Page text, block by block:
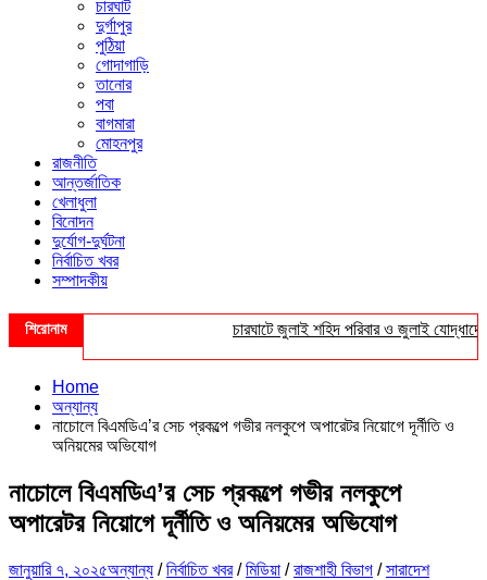
চারঘাট
দুর্গাপুর
পুঠিয়া
গোদাগাড়ি
তানোর
পবা
বাগমারা
মোহনপুর
রাজনীতি
আন্তর্জাতিক
খেলাধুলা
বিনোদন
দুর্যোগ-দুর্ঘটনা
নির্বাচিত খবর
সম্পাদকীয়
শিরোনাম চারঘাটে জুলাই শহিদ পরিবার ও জুলাই যোদ্ধাদের
Home
অন্যান্য
নাচোলে বিএমডিএ’র সেচ প্রকল্পে গভীর নলকুপে অপারেটর নিয়োগে দূর্নীতি ও
অনিয়মের অভিযোগ
নাচোলে বিএমডিএ’র সেচ প্রকল্পে গভীর নলকুপে
অপারেটর নিয়োগে দূর্নীতি ও অনিয়মের অভিযোগ
জানুয়ারি ৭, ২০২৫অন্যান্য /নির্বাচিত খবর/মিডিয়া /রাজশাহী বিভাগ /সারাদেশ